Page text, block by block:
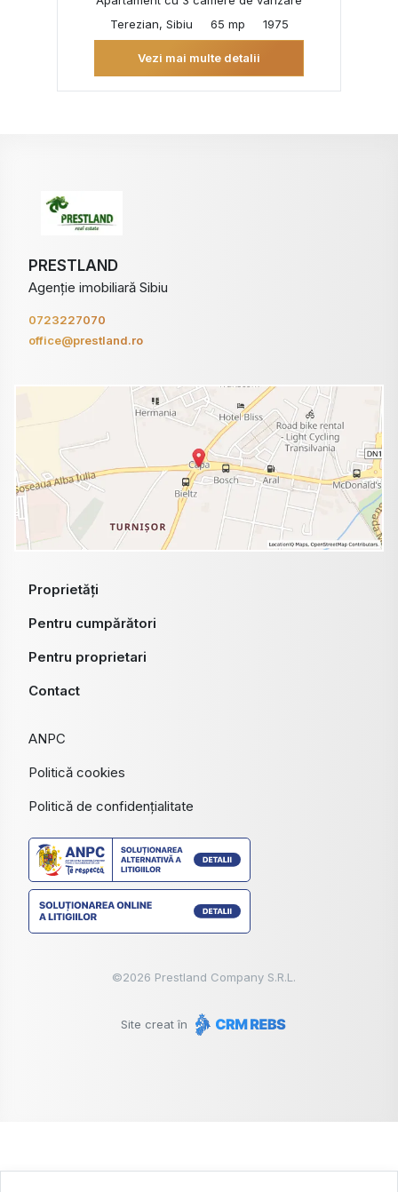
Terezian, Sibiu
65 mp 1975
Vezi mai multe detalii
PRESTLAND
Agenție imobiliară Sibiu
0723227070
office@prestland.ro
Proprietăți
Pentru cumpărători
Pentru proprietari
Contact
ANPC
Politică cookies
Politică de confidențialitate
©2026 Prestland Company S.R.L.
Site creat în